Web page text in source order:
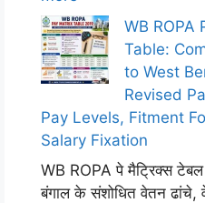
WB ROPA
Table:
to West
Revised
Pay Levels, Fitment
Salary Fixation
WB ROPA पे मैट्रिक्स
बंगाल के संशोधित वेतन ढांचे,